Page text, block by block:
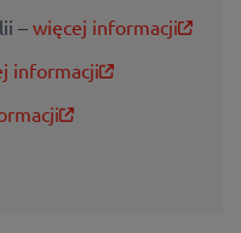
– więcej informacji
informacji